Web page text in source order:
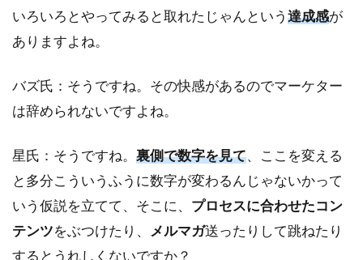
いろいろとやってみると取れたじゃんという達成感が
ありますよね。
バズ氏：そうですね。その快感があるのでマーケター
は辞められないですよね。
星氏：そうですね。 裏側で数字を見て、ここを変える
と多分こういうふうに数字が変わるんじゃないかって
いう仮説を立てて、そこに、 プロセスに合わせたコン
テンツをぶつけたり、 メルマガ送ったりして跳ねたり
するとうれしくないですか？